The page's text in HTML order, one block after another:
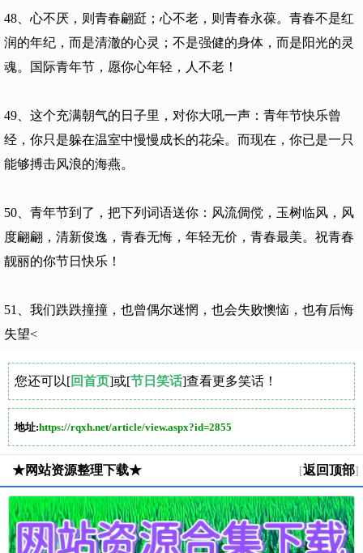
48、心不厌，则青春翩跹；心不老，则青春永葆。青春不是红
润的年纪，而是清澈的心灵；不是强健的身体，而是阳光的灵
魂。国际青年节，愿你心年轻，人不老！
49、这个充满朝气的日子里，对你大吼一声：青年节快乐曾
经，你只是躲在温室中慢慢成长的花朵。而现在，你已是一只
能够搏击风浪的海燕。
50、青年节到了，把下列词语送你：风流倜傥，玉树临风，风
度翩翩，清新俊逸，青春无悔，年轻无价，青春最美。祝青春
靓丽的你节日快乐！
51、我们跌跌撞撞，也曾偶尔迷惘，也会失败懊恼，也有后悔
失望<
您还可以[回首页]或[节日笑话]查看更多笑话！
地址:https://rqxh.net/article/view.aspx?id=2855
★网站资源整理下载★ [返回顶部]